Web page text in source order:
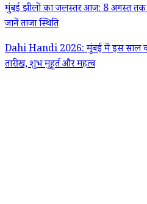
मुंबई झीलों का जलस्तर आज: 8 अगस्त तक
जानें ताजा स्थिति
Dahi Handi 2026: मुंबई में इस साल कब
तारीख, शुभ मुहूर्त और महत्व